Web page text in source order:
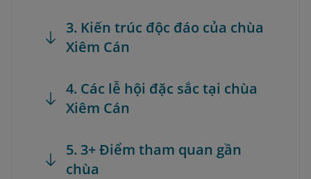
3. Kiến trúc độc đáo của chùa
Xiêm Cán
4. Các lễ hội đặc sắc tại chùa
Xiêm Cán
5. 3+ Điểm tham quan gần
chùa